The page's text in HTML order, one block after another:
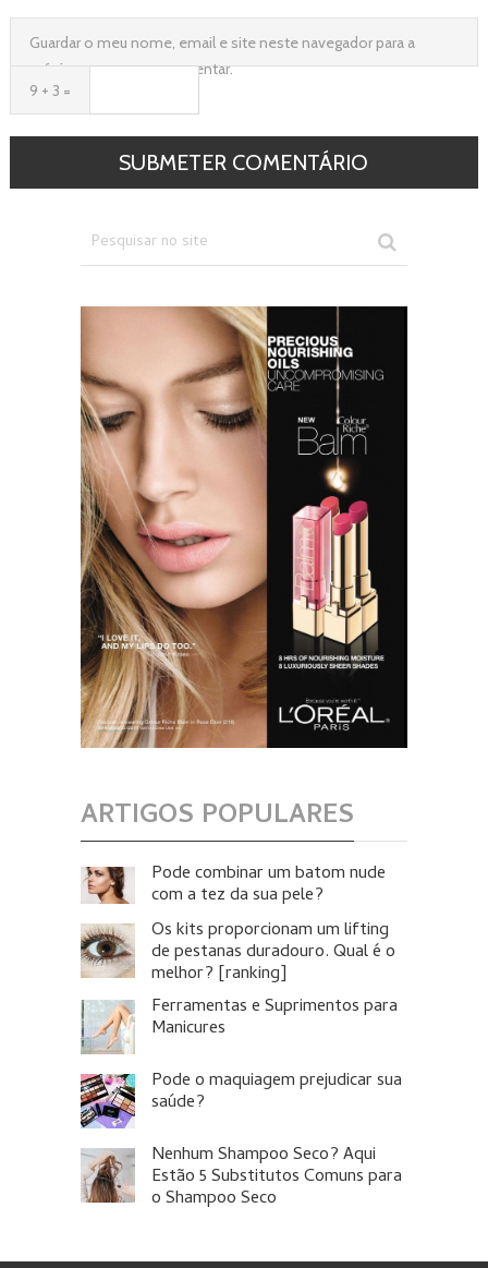
Guardar o meu nome, email e site neste navegador para a
próxima vez que eu comentar.
9 + 3 =
ARTIGOS POPULARES
Pode combinar um batom nude
com a tez da sua pele?
Os kits proporcionam um lifting
de pestanas duradouro. Qual é o
melhor? [ranking]
Ferramentas e Suprimentos para
Manicures
Pode o maquiagem prejudicar sua
saúde?
Nenhum Shampoo Seco? Aqui
Estão 5 Substitutos Comuns para
o Shampoo Seco